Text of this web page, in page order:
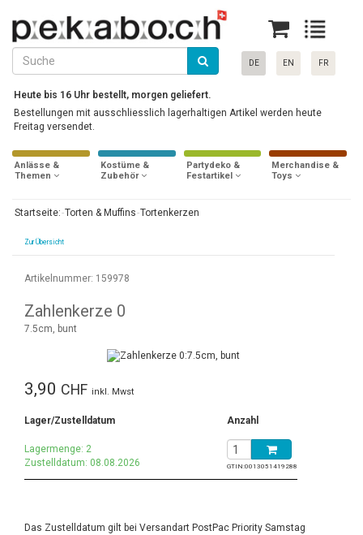
DE EN FR
Heute bis 16 Uhr bestellt, morgen geliefert.
Bestellungen mit ausschliesslich lagerhaltigen Artikel werden heute
Freitag versendet.
Anlässe &
Themen
Kostüme &
Zubehör
Partydeko &
Festartikel
Merchandise &
Toys
Startseite: Torten & Muffins Tortenkerzen
Zur Übersicht
Artikelnummer: 159978
Zahlenkerze 0
7.5cm, bunt
3,90 CHF inkl. Mwst
Lager/Zustelldatum Anzahl
Lagermenge: 2
Zustelldatum: 08.08.2026
GTIN:0013051419288
Das Zustelldatum gilt bei Versandart PostPac Priority Samstag